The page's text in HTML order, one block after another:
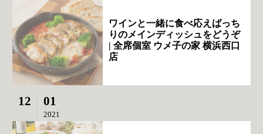
ワインと一緒に食べ応えばっち
りのメインディッシュをどうぞ
| 全席個室 ウメ子の家 横浜西口
店
12 01
2021